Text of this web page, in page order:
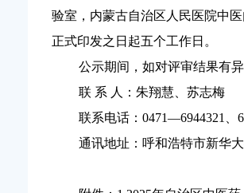
验室，内蒙古自治区人民医院中
正式印发之日起五个工作日。
公示期间，如对评审结果有
联 系 人：朱翔慧、苏志梅
联系电话：0471—6944321、
通讯地址：呼和浩特市新华